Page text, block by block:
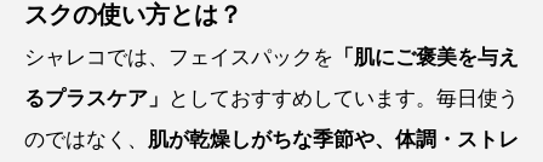
スクの使い方とは？
シャレコでは、フェイスパックを 「肌にご褒美を与え
るプラスケア」
としておすすめしています。毎日使う
のではなく、 肌が乾燥しがちな季節や、体調・ストレ